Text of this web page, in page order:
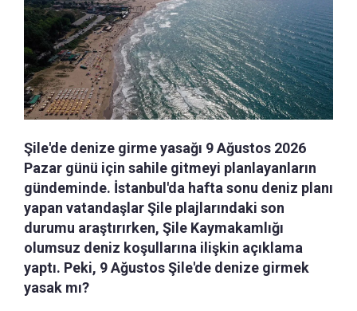
Şile'de denize girme yasağı 9 Ağustos 2026
Pazar günü için sahile gitmeyi planlayanların
gündeminde. İstanbul'da hafta sonu deniz planı
yapan vatandaşlar Şile plajlarındaki son
durumu araştırırken, Şile Kaymakamlığı
olumsuz deniz koşullarına ilişkin açıklama
yaptı. Peki, 9 Ağustos Şile'de denize girmek
yasak mı?